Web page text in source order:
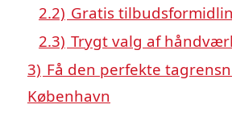
2.2) Gratis
2.3) Trygt valg af
3) Få den perfekte
København